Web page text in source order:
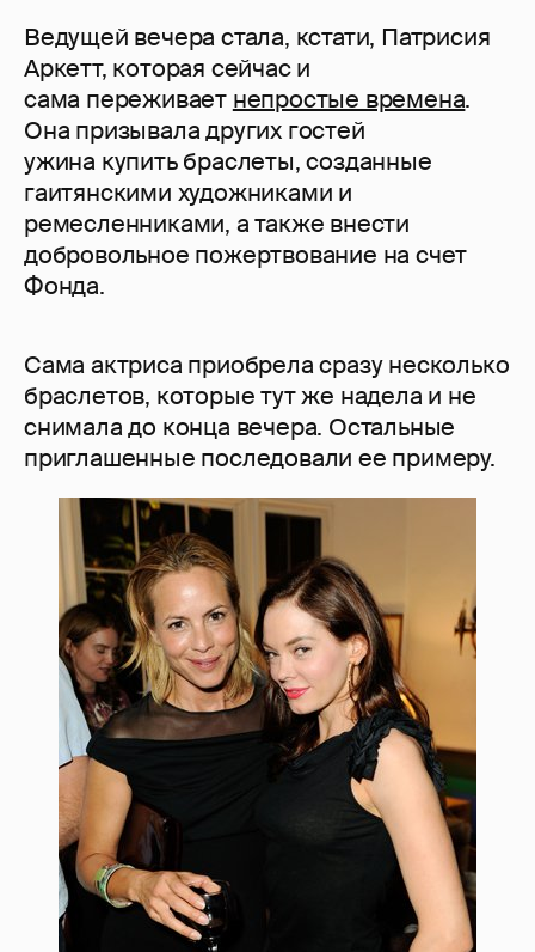
Ведущей вечера стала, кстати, Патрисия
Аркетт, которая сейчас и
сама переживает непростые времена.
Она призывала других гостей
ужина купить браслеты, созданные
гаитянскими художниками и
ремесленниками, а также внести
добровольное пожертвование на счет
Фонда.
Сама актриса приобрела сразу несколько
браслетов, которые тут же надела и не
снимала до конца вечера. Остальные
приглашенные последовали ее примеру.